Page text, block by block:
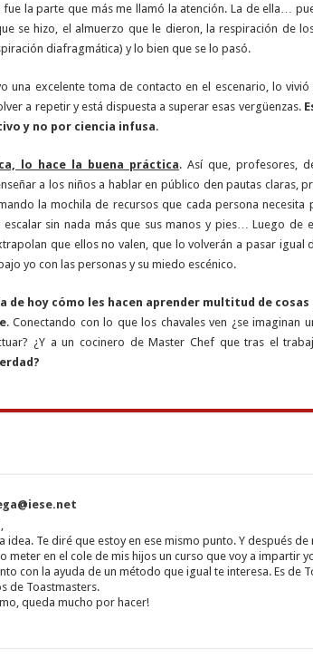
fue la parte que más me llamó la atención. La de ella…
se hizo, el almuerzo que le dieron, la respiración de
diafragmática) y lo bien que se lo pasó.
una excelente toma de contacto en el escenario, lo
a repetir y está dispuesta a superar esas vergüenzas.
y no por ciencia infusa.
lo hace la buena práctica. Así que, profesores,
a los niños a hablar en público den pautas claras,
la mochila de recursos que cada persona necesita
sin nada más que sus manos y pies… Luego de
que ellos no valen, que lo volverán a pasar igual
yo con las personas y su miedo escénico.
de hoy cómo les hacen aprender multitud de
. Conectando con lo que los chavales ven ¿se imaginan
¿Y a un cocinero de Master Chef que tras el
idea. Te diré que estoy en ese mismo punto. Y después
meter en el cole de mis hijos un curso que voy a impartir
con la ayuda de un método que igual te interesa. Es de
de Toastmasters.
queda mucho por hacer!